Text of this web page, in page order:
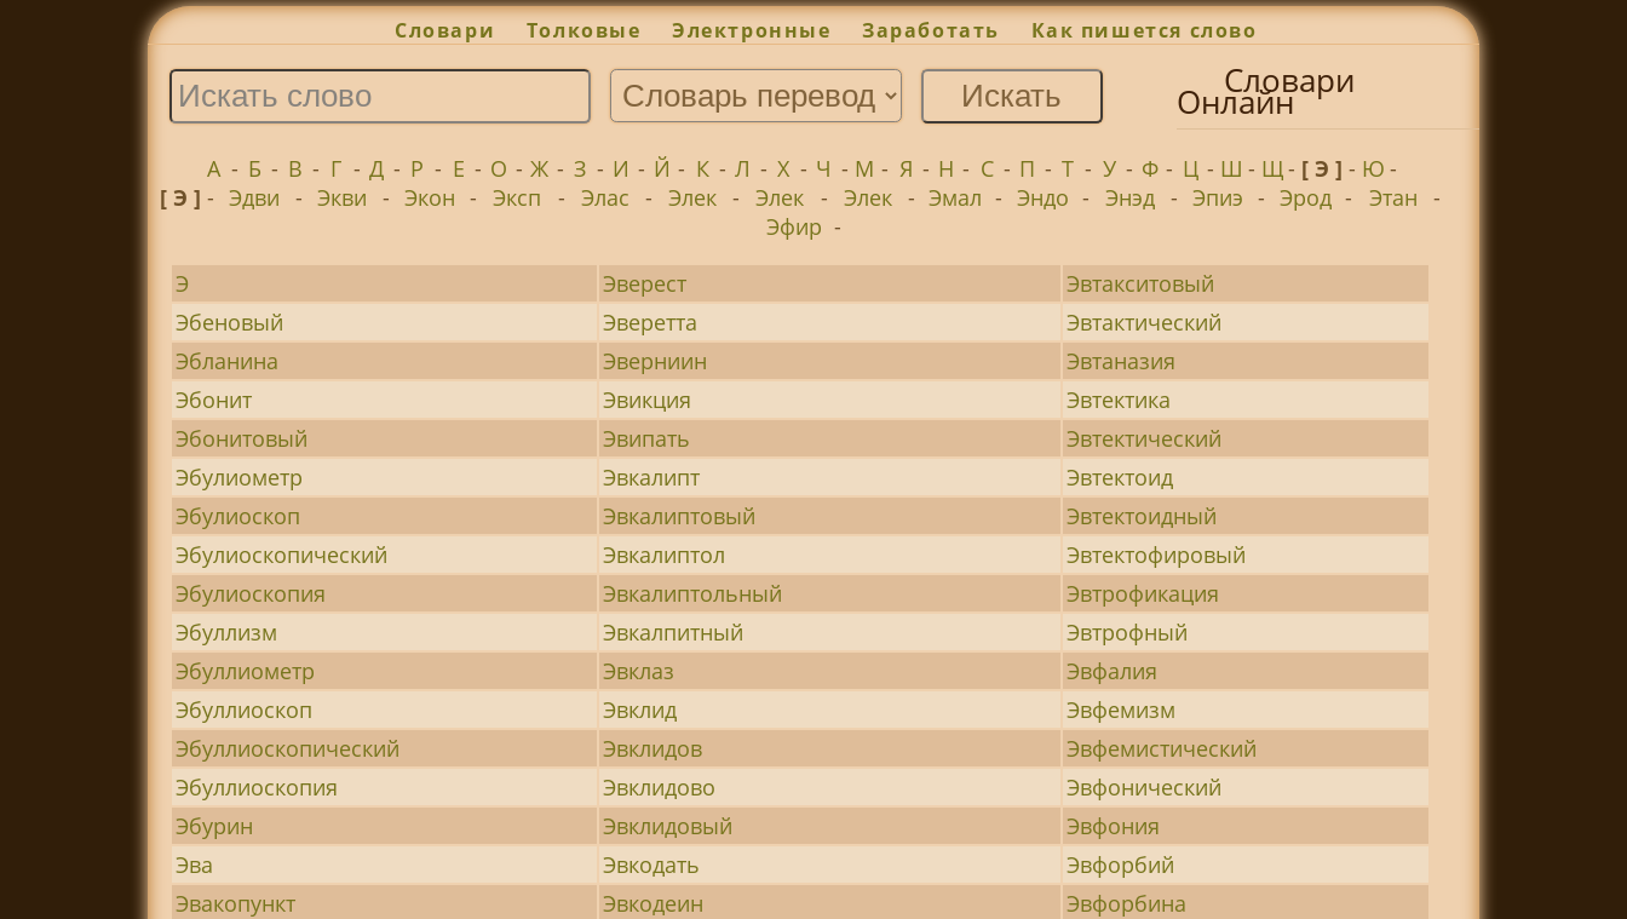
Словари Толковые Электронные Заработать Как пишется слово
Словари
Онлайн
А - Б - В - Г - Д - Р - Е - О - Ж - З - И - Й - К - Л - Х - Ч - М - Я - Н - С - П - Т - У - Ф - Ц - Ш - Щ- [ Э ]- Ю-
[ Э ]- Эдви - Экви - Экон - Эксп - Элас - Элек - Элек - Элек - Эмал - Эндо - Энэд - Эпиэ - Эрод - Этан -
Эфир -
Э
Эверест
Эвтакситовый
Эбеновый
Эверетта
Эвтактический
Эбланина
Эверниин
Эвтаназия
Эбонит
Эвикция
Эвтектика
Эбонитовый
Эвипать
Эвтектический
Эбулиометр
Эвкалипт
Эвтектоид
Эбулиоскоп
Эвкалиптовый
Эвтектоидный
Эбулиоскопический
Эвкалиптол
Эвтектофировый
Эбулиоскопия
Эвкалиптольный
Эвтрофикация
Эбуллизм
Эвкалпитный
Эвтрофный
Эбуллиометр
Эвклаз
Эвфалия
Эбуллиоскоп
Эвклид
Эвфемизм
Эбуллиоскопический
Эвклидов
Эвфемистический
Эбуллиоскопия
Эвклидово
Эвфонический
Эбурин
Эвклидовый
Эвфония
Эва
Эвкодать
Эвфорбий
Эвакопункт
Эвкодеин
Эвфорбина